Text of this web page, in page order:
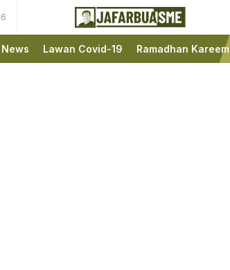
JafarBua
Ini bukan Media Online,
Ini Jafarbuaisme.com
Lawan Covid-19 Ramadhan Kareem